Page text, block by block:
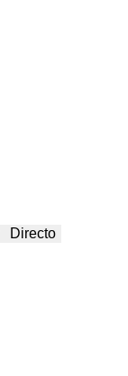
Directo